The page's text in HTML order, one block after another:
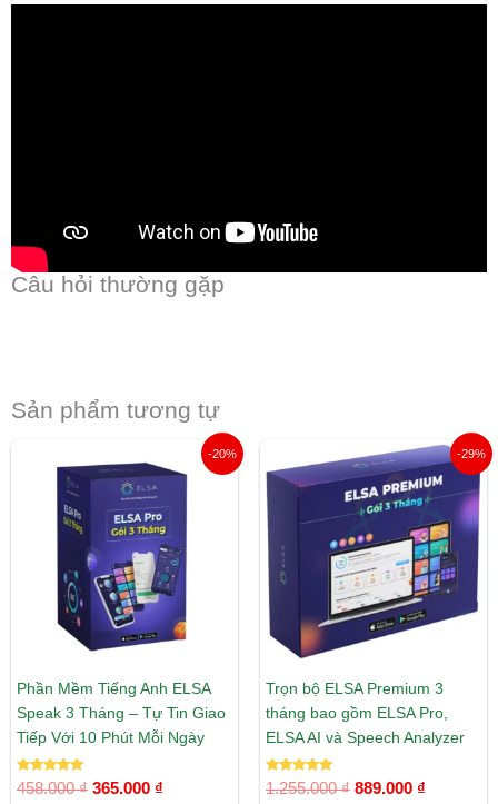
Câu hỏi thường gặp
Sản phẩm tương tự
-20%
Phần Mềm Tiếng Anh ELSA
Speak 3 Tháng – Tự Tin Giao
Tiếp Với 10 Phút Mỗi Ngày
Được xếp
hạng
458.000₫
gốc
458.000 ₫.
365.000 ₫
hiện
là:
365.000 ₫.
-29%
Trọn bộ ELSA Premium 3
tháng bao gồm ELSA Pro,
ELSA AI và Speech Analyzer
Được xếp
hạng
1.255.000₫
gốc
là:
1.255.000 ₫.
889.000 ₫
Giá
hiện
tại
là:
889.000